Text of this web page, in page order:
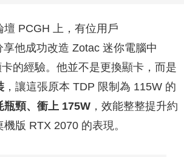
PCGH 上，有位用戶
享他成功改造 Zotac 迷你電腦中
的經驗。他並不是更換顯卡，而是
，讓這張原本 TDP 限制為 115W 的
瓶頸、衝上 175W ，效能整整提升約
版 RTX 2070 的表現。